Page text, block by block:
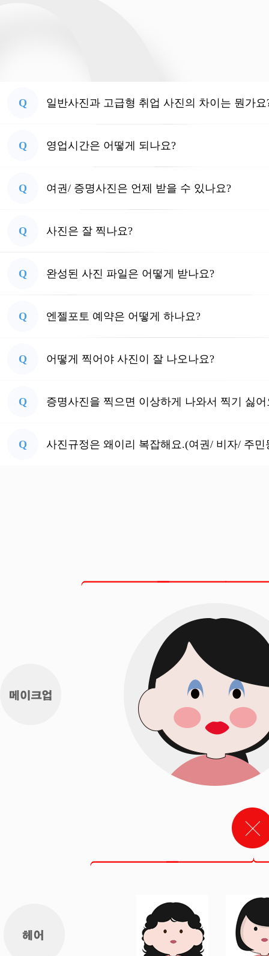
Q 일반사진과 고급형 취업 사진의 차이는 뭔가요
Q 영업시간은 어떻게 되나요?
Q 여권/ 증명사진은 언제 받을 수 있나요?
Q 사진은 잘 찍나요?
Q 완성된 사진 파일은 어떻게 받나요?
Q 엔젤포토 예약은 어떻게 하나요?
Q 어떻게 찍어야 사진이 잘 나오나요?
Q 증명사진을 찍으면 이상하게 나와서 찍기 싫어
Q 사진규정은 왜이리 복잡해요.(여권/ 비자/ 주민